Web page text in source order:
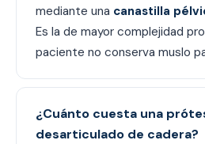
mediante una canastilla
Es la de mayor complejidad
paciente no conserva muslo
¿Cuánto cuesta una
desarticulado de cadera?